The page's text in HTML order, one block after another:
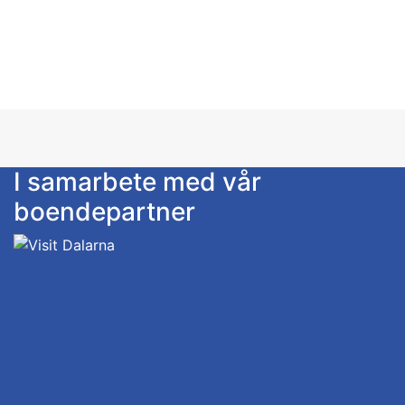
I samarbete med vår
boendepartner